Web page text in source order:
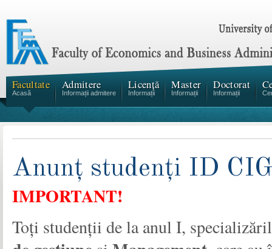
Facultate
Acasă
Admitere
Informații admitere
Licență
Informații
Master
Informații
Doctorat
Informații
Anunț studenți ID
IMPORTANT!
Toți studenții de la anul I,